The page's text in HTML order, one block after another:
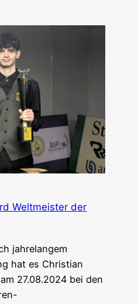
Weltmeister der
jahrelangem
hat es Christian
27.08.2024 bei den